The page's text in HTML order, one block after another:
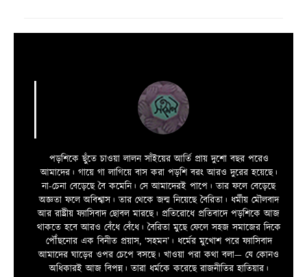
পড়শিকে ছুঁতে চাওয়া লালন সাঁইয়ের আর্তি প্রায় দুশো বছর পরেও
আমাদের। গায়ে গা লাগিয়ে বাস করা পড়শি বরং আরও দুরের হয়েছে।
না-চেনা বেড়েছে বৈ কমেনি। সে আমাদেরই পাপে। তার ফলে বেড়েছে
অজ্ঞতা ফলে অবিশ্বাস। তার থেকে জন্ম নিয়েছে বৈরিতা। ধর্মীয় মৌলবাদ
আর রাষ্ট্রীয় ফ্যাসিবাদ ছোবল মারছে। প্রতিরোধে প্রতিবাদে পড়শিকে আজ
থাকতে হবে আরও বেঁধে বেঁধে। বৈরিতা মুছে ফেলে সহজ সমাজের দিকে
পৌঁছনোর এক বিনীত প্রয়াস, ‘সহমন’। ধর্মের মুখোশ পরে ফ্যাসিবাদ
আমাদের ঘাড়ের ওপর চেপে বসছে। খাওয়া পরা কথা বলা—­­ যে কোনও
অধিকারই আজ বিপন্ন। তারা ধর্মকে করেছে রাজনীতির হাতিয়ার।